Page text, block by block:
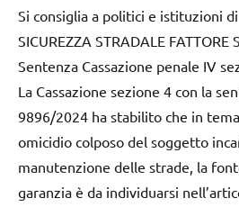
Si consiglia a politici e istituzioni
SICUREZZA STRADALE FATTORE
Sentenza Cassazione penale IV
La Cassazione sezione 4 con la
9896/2024 ha stabilito che in
omicidio colposo del soggetto
manutenzione delle strade, la
garanzia è da individuarsi